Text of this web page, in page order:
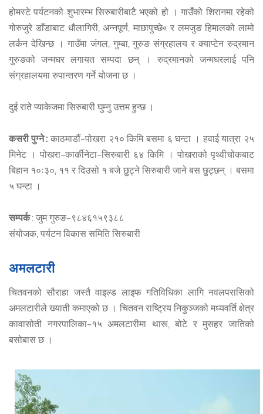
होमस्टे पर्यटनको शुभारम्भ सिरुबारीबाटै भएको हो । गाउँको शिरानमा रहेको
गोरुजुरे डाँडाबाट धौलागिरी, अन्नपूर्ण, माछापुच्छे« र लमजुङ हिमालको लामो
लर्कन देखिन्छ । गाउँमा जंगल, गुम्बा, गुरुङ संग्रहालय र क्याप्टेन रुद्रमान
गुरुङको जन्मघर लगायत सम्पदा छन् । रुद्रमानको जन्मघरलाई पनि
संग्रहालयमा रुपान्तरण गर्ने योजना छ ।
दुई राते प्याकेजमा सिरुबारी घुम्नु उत्तम हुन्छ ।
कसरी पुग्ने : काठमाडौं–पोखरा २१० किमि बसमा ६ घन्टा । हवाई यात्रा २५
मिनेट । पोखरा–कार्कीनेटा–सिरुबारी ६४ किमि । पोखराको पृथ्वीचोकबाट
बिहान १०ः३०, ११ र दिउसो १ बजे छुट्ने सिरुबारी जाने बस छुट्छन् । बसमा
५ घन्टा ।
सम्पर्क: जुम गुरुङ–९८४६१५९३८८
संयोजक, पर्यटन विकास समिति सिरुबारी
अमलटारी
चितवनको सौराहा जस्तै वाइल्ड लाइफ गतिविधिका लागि नवलपरासिको
अमलटारीले ख्याती कमाएको छ । चितवन राष्ट्रिय निकुञ्जको मध्यवर्ति क्षेत्र
कावासोती नगरपालिका–१५ अमलटारीमा थारू, बोटे र मुसहर जातिको
बसोबास छ ।